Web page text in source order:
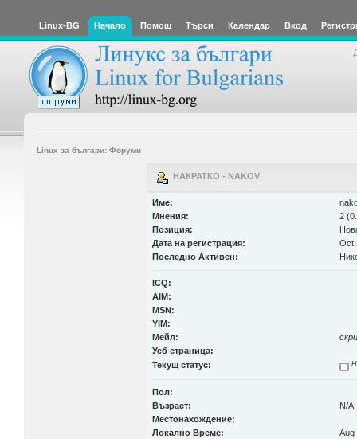
Linux-BG Начало Помощ Търси Календар Вход
Linux за българи: Форуми
НАКРАТКО - NAKOV
Име:
Мнения:
2
Позиция:
Дата на регистрация:
Oct
Последно Активен:
ICQ:
AIM:
MSN:
YIM:
Мейл:
Уеб страница:
Текущ статус:
Пол:
Възраст:
N/A
Местонахождение:
Локално Време:
Aug